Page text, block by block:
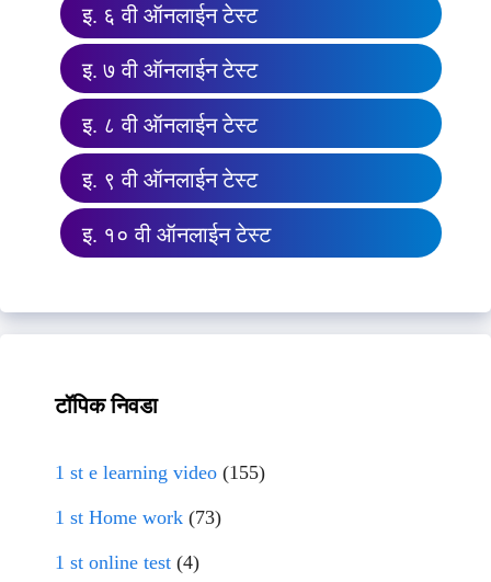
इ. ६ वी ऑनलाईन टेस्ट
इ. ७ वी ऑनलाईन टेस्ट
इ. ८ वी ऑनलाईन टेस्ट
इ. ९ वी ऑनलाईन टेस्ट
इ. १० वी ऑनलाईन टेस्ट
टॉपिक निवडा
1 st e learning video (155)
1 st Home work (73)
1 st online test (4)